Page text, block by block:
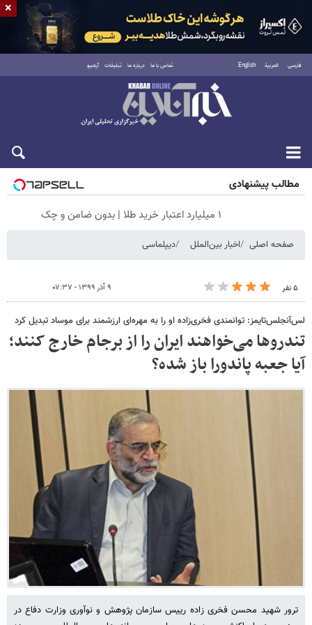
فارسی العربية English تماس با ما درباره ما تبلیغات آرشیو
جمعه ۱۶ مرداد ۱۴۰۵
مطالب پیشنهادی
۱ میلیارد اعتبار خرید طلا | بدون ضامن و چک
صفحه اصلی اخبار بین‌الملل دیپلماسی
۵ نفر ۹ آذر ۱۳۹۹ - ۰۷:۳۷
لس‌آنجلس‌تایمز: توانمندی فخری‌زاده او را به مهره‌ای ارزشمند برای موساد تبدیل کرد
تندروها می‌خواهند ایران را از برجام خارج کنند؛
آیا جعبه پاندورا باز شده؟
ترور شهید محسن فخری زاده رییس سازمان پژوهش و نوآوری وزارت دفاع در
×